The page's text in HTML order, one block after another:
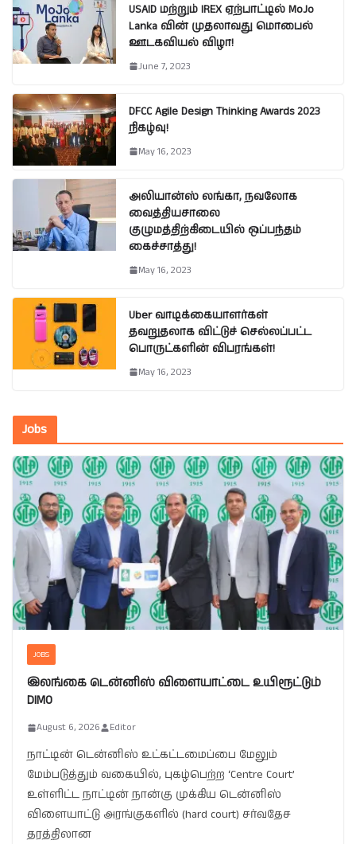
USAID மற்றும் IREX ஏற்பாட்டில் MoJo
Lanka வின் முதலாவது மொபைல்
ஊடகவியல் விழா!
June 7, 2023
DFCC Agile Design Thinking Awards 2023
நிகழ்வு!
May 16, 2023
அலியான்ஸ் லங்கா, நவலோக
வைத்தியசாலை
குழுமத்திற்கிடையில் ஒப்பந்தம்
கைச்சாத்து!
May 16, 2023
Uber வாடிக்கையாளர்கள்
தவறுதலாக விட்டுச் செல்லப்பட்ட
பொருட்களின் விபரங்கள்!
May 16, 2023
Jobs
JOBS
இலங்கை டென்னிஸ் விளையாட்டை உயிரூட்டும்
DIMO
August 6, 2026 Editor
நாட்டின் டென்னிஸ் உட்கட்டமைப்பை மேலும்
மேம்படுத்தும் வகையில், புகழ்பெற்ற ‘Centre Court’
உள்ளிட்ட நாட்டின் நான்கு முக்கிய டென்னிஸ்
விளையாட்டு அரங்குகளில் (hard court) சர்வதேச
தரத்திலான